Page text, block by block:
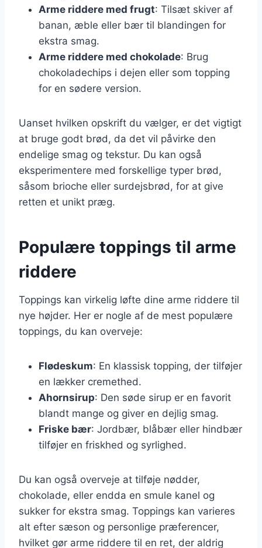
Arme riddere med frugt: Tilsæt skiver af
banan, æble eller bær til blandingen for
ekstra smag.
Arme riddere med chokolade: Brug
chokoladechips i dejen eller som topping
for en sødere version.
Uanset hvilken opskrift du vælger, er det vigtigt
at bruge godt brød, da det vil påvirke den
endelige smag og tekstur. Du kan også
eksperimentere med forskellige typer brød,
såsom brioche eller surdejsbrød, for at give
retten et unikt præg.
Populære toppings til arme
riddere
Toppings kan virkelig løfte dine arme riddere til
nye højder. Her er nogle af de mest populære
toppings, du kan overveje:
Flødeskum: En klassisk topping, der tilføjer
en lækker cremethed.
Ahornsirup: Den søde sirup er en favorit
blandt mange og giver en dejlig smag.
Friske bær: Jordbær, blåbær eller hindbær
tilføjer en friskhed og syrlighed.
Du kan også overveje at tilføje nødder,
chokolade, eller endda en smule kanel og
sukker for ekstra smag. Toppings kan varieres
alt efter sæson og personlige præferencer,
hvilket gør arme riddere til en ret, der aldrig